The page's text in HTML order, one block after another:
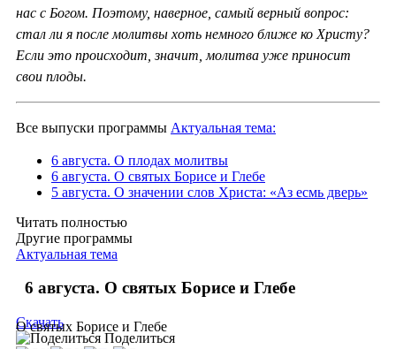
нас с Богом. Поэтому, наверное, самый верный вопрос:
стал ли я после молитвы хоть немного ближе ко Христу?
Если это происходит, значит, молитва уже приносит
свои плоды.
Все выпуски программы Актуальная тема:
6 августа. О плодах молитвы
6 августа. О святых Борисе и Глебе
5 августа. О значении слов Христа: «Аз есмь дверь»
Читать полностью
Другие программы
Актуальная тема
6 августа. О святых Борисе и Глебе
О святых Борисе и Глебе
Скачать
Поделиться